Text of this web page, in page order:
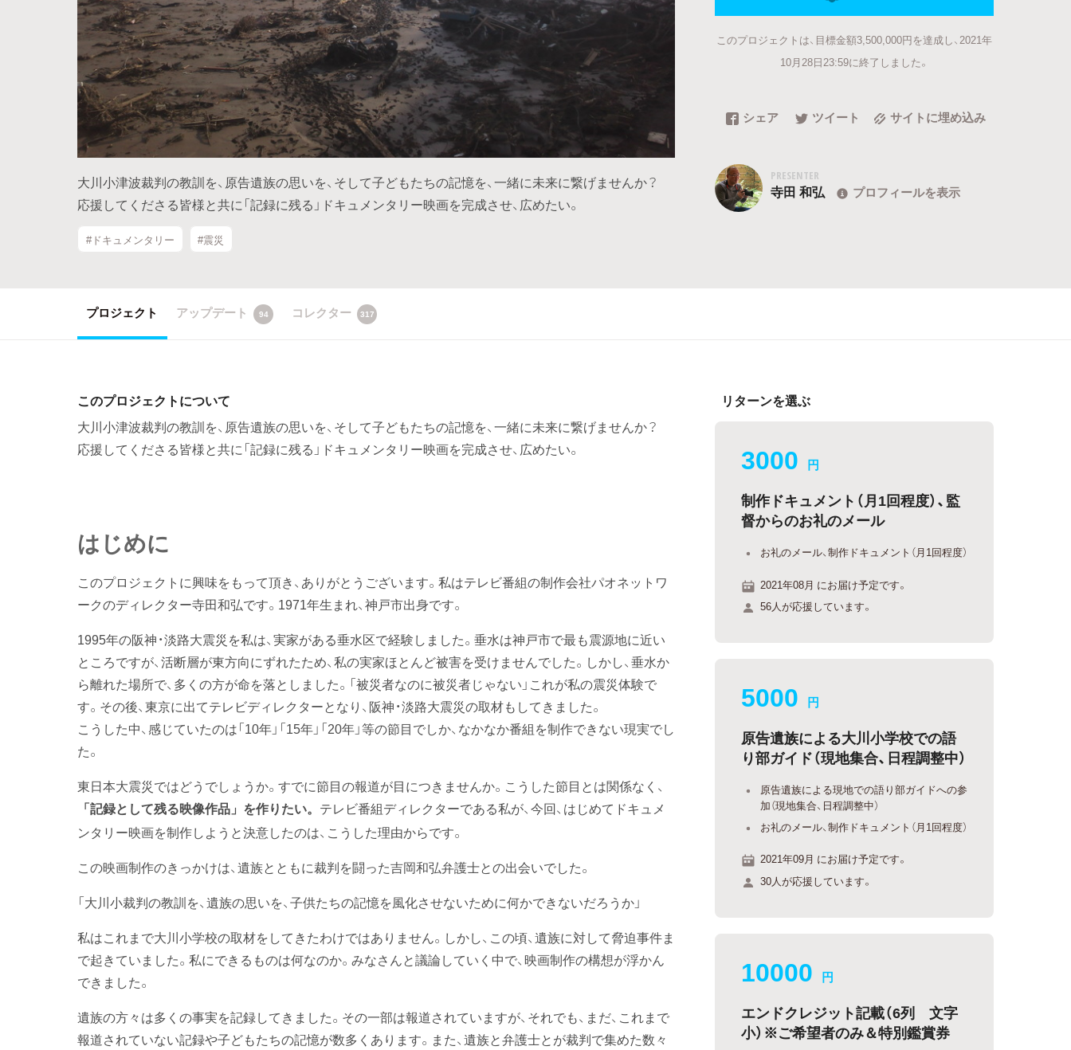
大川小津波裁判の教訓を、原告遺族の思いを、そして子どもたちの記憶を、一緒に未来に繋げませんか？
応援してくださる皆様と共に「記録に残る」ドキュメンタリー映画を完成させ、広めたい。
#ドキュメンタリー #震災
このプロジェクトは、目標金額3,500,000円を達成し、2021年
10月28日23:59に終了しました。
シェア ツイート サイトに埋め込み
PRESENTER
寺田 和弘 プロフィールを表示
プロジェクト アップデート 94 コレクター 317
このプロジェクトについて
大川小津波裁判の教訓を、原告遺族の思いを、そして子どもたちの記憶を、一緒に未来に繋げませんか？
応援してくださる皆様と共に「記録に残る」ドキュメンタリー映画を完成させ、広めたい。
はじめに
このプロジェクトに興味をもって頂き、ありがとうございます。私はテレビ番組の制作会社パオネットワ
ークのディレクター寺田和弘です。1971年生まれ、神戸市出身です。
1995年の阪神・淡路大震災を私は、実家がある垂水区で経験しました。垂水は神戸市で最も震源地に近い
ところですが、活断層が東方向にずれたため、私の実家ほとんど被害を受けませんでした。しかし、垂水か
ら離れた場所で、多くの方が命を落としました。「被災者なのに被災者じゃない」これが私の震災体験で
す。その後、東京に出てテレビディレクターとなり、阪神・淡路大震災の取材もしてきました。
こうした中、感じていたのは「10年」「15年」「20年」等の節目でしか、なかなか番組を制作できない現実でし
た。
東日本大震災ではどうでしょうか。すでに節目の報道が目につきませんか。こうした節目とは関係なく、
「記録として残る映像作品」を作りたい。 テレビ番組ディレクターである私が、今回、はじめてドキュメ
ンタリー映画を制作しようと決意したのは、こうした理由からです。
この映画制作のきっかけは、遺族とともに裁判を闘った吉岡和弘弁護士との出会いでした。
「大川小裁判の教訓を、遺族の思いを、子供たちの記憶を風化させないために何かできないだろうか」
私はこれまで大川小学校の取材をしてきたわけではありません。しかし、この頃、遺族に対して脅迫事件ま
で起きていました。私にできるものは何なのか。みなさんと議論していく中で、映画制作の構想が浮かん
できました。
遺族の方々は多くの事実を記録してきました。その一部は報道されていますが、それでも、まだ、これまで
報道されていない記録や子どもたちの記憶が数多くあります。また、遺族と弁護士とが裁判で集めた数々
リターンを選ぶ
3000 円
制作ドキュメント（月1回程度）、監
督からのお礼のメール
お礼のメール、制作ドキュメント（月1回程度）
2021年08月 にお届け予定です。
56人が応援しています。
5000 円
原告遺族による大川小学校での語
り部ガイド（現地集合、日程調整中）
原告遺族による現地での語り部ガイドへの参
加（現地集合、日程調整中）
お礼のメール、制作ドキュメント（月1回程度）
2021年09月 にお届け予定です。
30人が応援しています。
10000 円
エンドクレジット記載（6列 文字
小）※ご希望者のみ＆特別鑑賞券